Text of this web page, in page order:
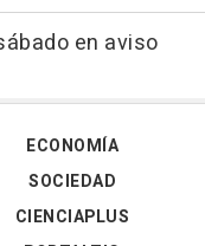
en aviso
ECONOMÍA
SOCIEDAD
CIENCIAPLUS